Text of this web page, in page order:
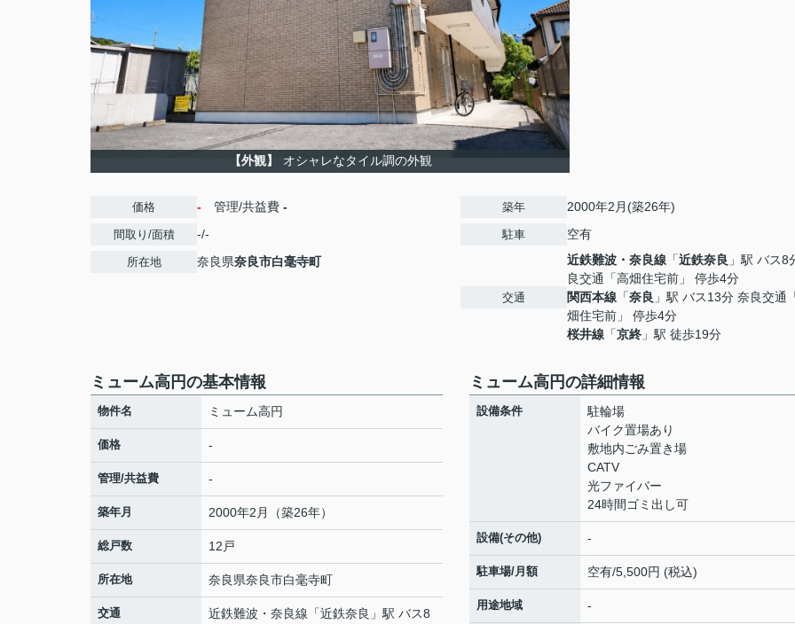
【外観】 オシャレなタイル調の外観
価格 - 管理/共益費 -
間取り/面積 -/-
所在地 奈良県奈良市白毫寺町
築年 2000年2月(築26年)
駐車 空有
交通
近鉄難波・奈良線 「近鉄奈良 」駅 バス8
良交通「高畑住宅前」 停歩4分
関西本線 「奈良 」駅 バス13分 奈良交通
畑住宅前」 停歩4分
桜井線 「京終 」駅 徒歩19分
ミューム高円の基本情報
物件名 ミューム高円
価格 -
管理/共益費 -
築年月 2000年2月（築26年）
総戸数 12戸
所在地 奈良県奈良市白毫寺町
交通 近鉄難波・奈良線 「近鉄奈良 」駅 バス8
ミューム高円の詳細情報
設備条件
駐輪場
バイク置場あり
敷地内ごみ置き場
CATV
光ファイバー
24時間ゴミ出し可
設備(その他) -
駐車場/月額 空有/5,500円 (税込)
用途地域 -